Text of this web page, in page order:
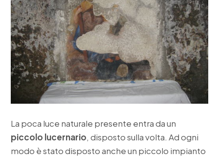
La poca luce naturale presente entra da un
piccolo lucernario, disposto sulla volta. Ad ogni
modo è stato disposto anche un piccolo impianto